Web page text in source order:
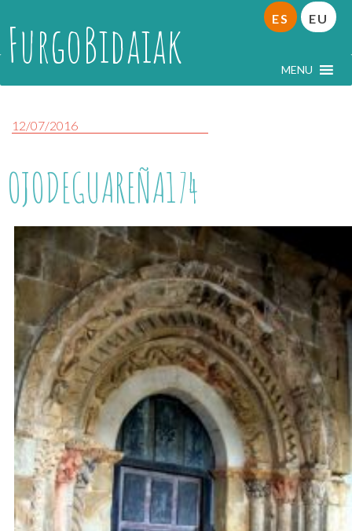
FurgoBidaiak MENU
ES EU
12/07/2016
OJODEGUAREÑA174